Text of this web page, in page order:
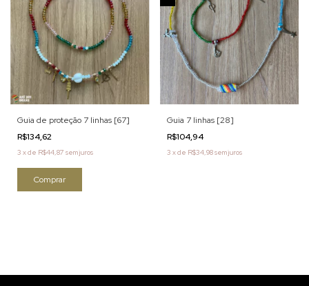
Guia de proteção 7 linhas [67]
R$134,62
3 xde R$44,87 sem juros
Comprar
Guia 7 linhas [28]
R$104,94
3 xde R$34,98sem juros